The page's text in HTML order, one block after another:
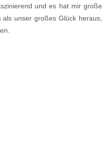
und es hat mir große
unser großes Glück heraus,